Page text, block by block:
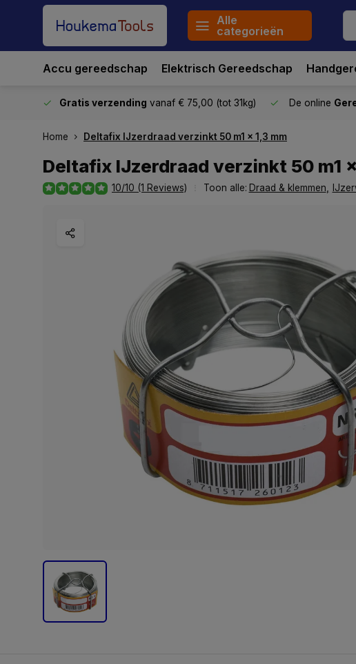
Alle
categorieën
Accu gereedschap Elektrisch Gereedschap
Gratis verzending vanaf € 75,00 (tot 31kg) De online
Home Deltafix IJzerdraad verzinkt 50 m1 x 1,3 mm
Deltafix IJzerdraad verzinkt 50 m1
10/10 (1 Reviews) Toon alle: Draad & klemmen